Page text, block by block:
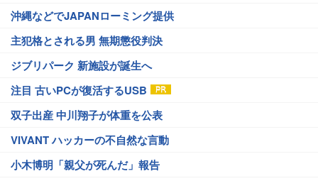
沖縄などでJAPANローミング提供
主犯格とされる男 無期懲役判決
ジブリパーク 新施設が誕生へ
注目 古いPCが復活するUSB
双子出産 中川翔子が体重を公表
VIVANT ハッカーの不自然な言動
小木博明「親父が死んだ」報告